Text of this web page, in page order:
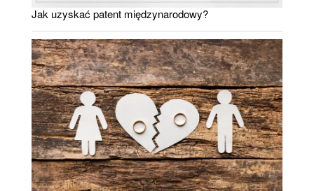
Jak uzyskać patent międzynarodowy?